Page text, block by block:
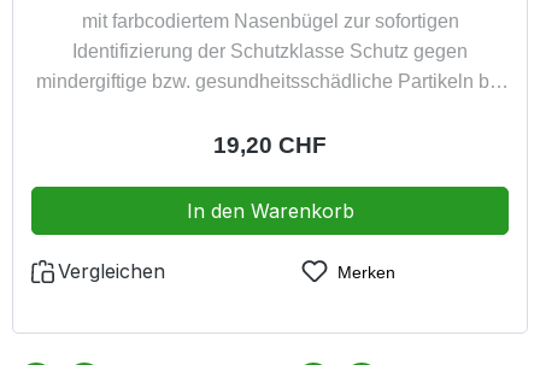
mit farbcodiertem Nasenbügel zur sofortigen
Identifizierung der Schutzklasse Schutz gegen
mindergiftige bzw. gesundheitsschädliche Partikeln bis
149:2001 FFP2 NR & (EU) 2016/425 in
Stück
Regulärer Preis:
19,20 CHF
In den Warenkorb
Vergleichen Merken